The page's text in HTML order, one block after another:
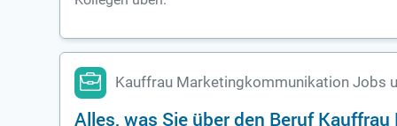
Kauffrau Marketingkommunikation Jobs
Alles, was Sie über den Beruf